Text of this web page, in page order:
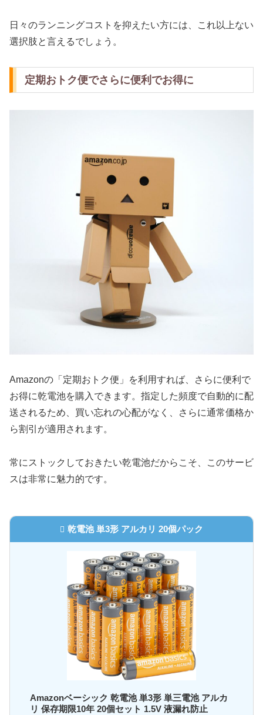
日々のランニングコストを抑えたい方には、これ以上ない
選択肢と言えるでしょう。
定期おトク便でさらに便利でお得に
Amazonの「定期おトク便」を利用すれば、さらに便利で
お得に乾電池を購入できます。指定した頻度で自動的に配
送されるため、買い忘れの心配がなく、さらに通常価格か
ら割引が適用されます。
常にストックしておきたい乾電池だからこそ、このサービ
スは非常に魅力的です。
乾電池 単3形 アルカリ 20個パック
Amazonベーシック 乾電池 単3形 単三電池 アルカ
リ 保存期限10年 20個セット 1.5V 液漏れ防止